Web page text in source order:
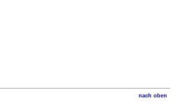
nach oben